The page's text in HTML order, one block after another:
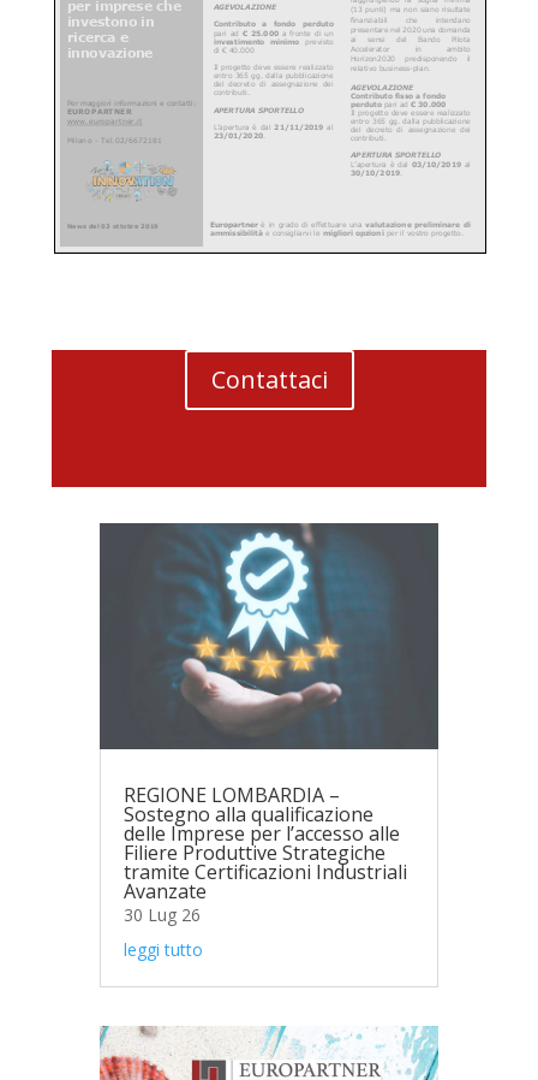
Contattaci
REGIONE LOMBARDIA –
Sostegno alla qualificazione
delle Imprese per l’accesso alle
Filiere Produttive Strategiche
tramite Certificazioni Industriali
Avanzate
30 Lug 26
leggi tutto